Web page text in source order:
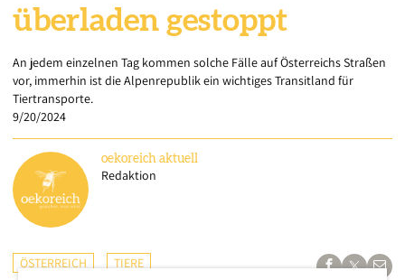
überladen gestoppt
An jedem einzelnen Tag kommen solche Fälle auf Österreichs Straßen
vor, immerhin ist die Alpenrepublik ein wichtiges Transitland für
Tiertransporte.
9/20/2024
oekoreich aktuell
Redaktion
ÖSTERREICH TIERE